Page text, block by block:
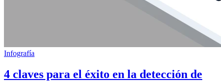
Infografía
4 claves para el éxito en la detección de